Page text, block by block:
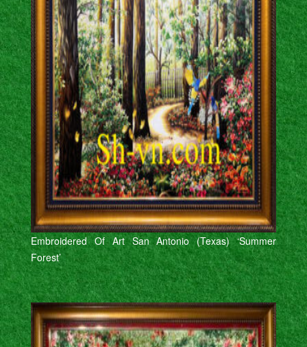
Embroidered Of Art San Antonio (Texas) ‘Summer
Forest’